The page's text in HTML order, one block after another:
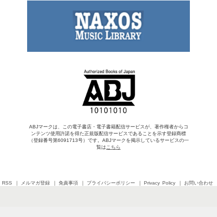
ABJマークは、この電子書店・電子書籍配信サービスが、著作権者からコ
ンテンツ使用許諾を得た正規版配信サービスであることを示す登録商標
（登録番号第6091713号）です。ABJマークを掲示しているサービスの一
覧は こちら
RSS メルマガ登録 免責事項 プライバシーポリシー Privacy Policy お問い合わせ